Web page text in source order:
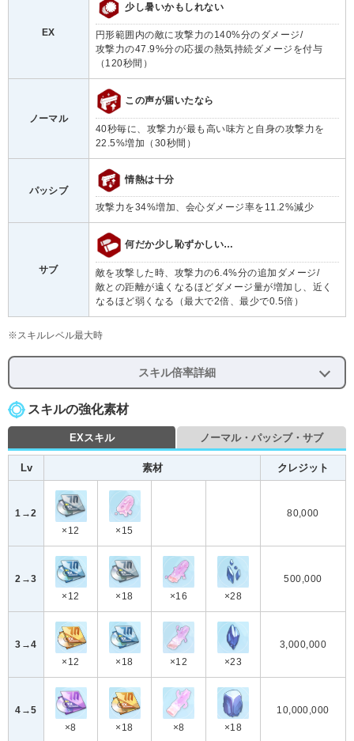
EX
少し暑いかもしれない
円形範囲内の敵に攻撃力の140%分のダメージ/
攻撃力の47.9%分の応援の熱気持続ダメージを付与
（120秒間）
ノーマル
この声が届いたなら
40秒毎に、攻撃力が最も高い味方と自身の攻撃力を
22.5%増加（30秒間）
パッシブ
情熱は十分
攻撃力を34%増加、会心ダメージ率を11.2%減少
サブ
何だか少し恥ずかしい…
敵を攻撃した時、攻撃力の6.4%分の追加ダメージ/
敵との距離が遠くなるほどダメージ量が増加し、近く
なるほど弱くなる（最大で2倍、最少で0.5倍）
※スキルレベル最大時
スキル倍率詳細
スキルの強化素材
EXスキル ノーマル・パッシブ・サブ
Lv 素材 クレジット
1→2
×12
×15
80,000
2→3
×12
×18 ×16 ×28
500,000
3→4
×12
×18 ×12 ×23
3,000,000
4→5
×8
×18 ×8 ×18
10,000,000